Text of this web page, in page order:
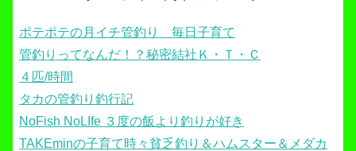
ポテポテの月イチ管釣り 毎日子育て
管釣りってなんだ！？秘密結社Ｋ・Ｔ・Ｃ
４匹/時間
タカの管釣り釣行記
NoFish NoLIfe ３度の飯より釣りが好き
TAKEminの子育て時々貧乏釣り＆ハムスター＆メダカ